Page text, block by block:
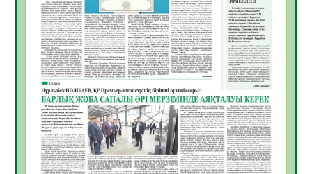
АПВ вакцинасы туралы мәлімет
06.08.2026
32
Open Air: Қызылорда облысы полиция
департаменті 20 мыңнан астам
көрерменнің қауіпсіздігін қамтамасыз етті
06.08.2026
42
ҚЫЗЫЛОРДАДА «САНАЛЫ ҰРПАҚ –
ЖАРҚЫН БОЛАШАҚ» АТТЫ КЕҢЕЙТІЛГЕН
МӘЖІЛІС ӨТТІ